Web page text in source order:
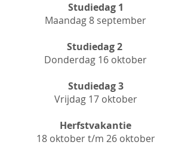
Studiedag 1
Maandag 8 september
Studiedag 2
Donderdag 16 oktober
Studiedag 3
Vrijdag 17 oktober
Herfstvakantie
18 oktober t/m 26 oktober